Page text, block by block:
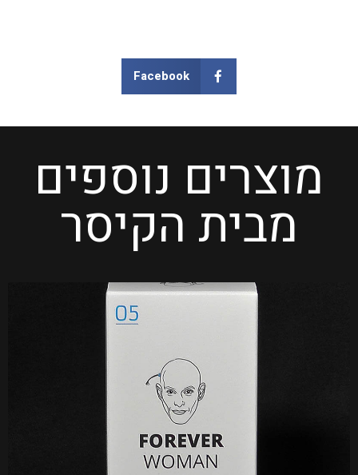
Facebook
מוצרים נוספים
מבית הקיסר